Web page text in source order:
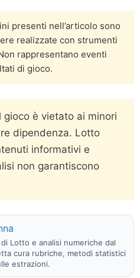
presenti nell’articolo sono
realizzate con strumenti
rappresentano eventi
di gioco.
gioco è vietato ai minori
dipendenza. Lotto
informativi e
non garantiscono
Lotto e analisi numeriche dal
cura rubriche, metodi statistici
estrazioni.